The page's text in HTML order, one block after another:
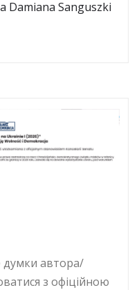
Damiana Sanguszki
думки автора/
з офіційною